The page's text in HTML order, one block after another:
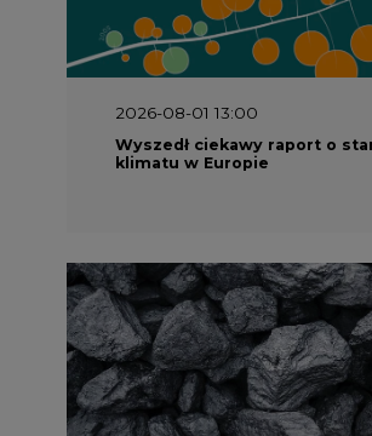
2026-08-01 13:00
Wyszedł ciekawy raport o
klimatu w Europie